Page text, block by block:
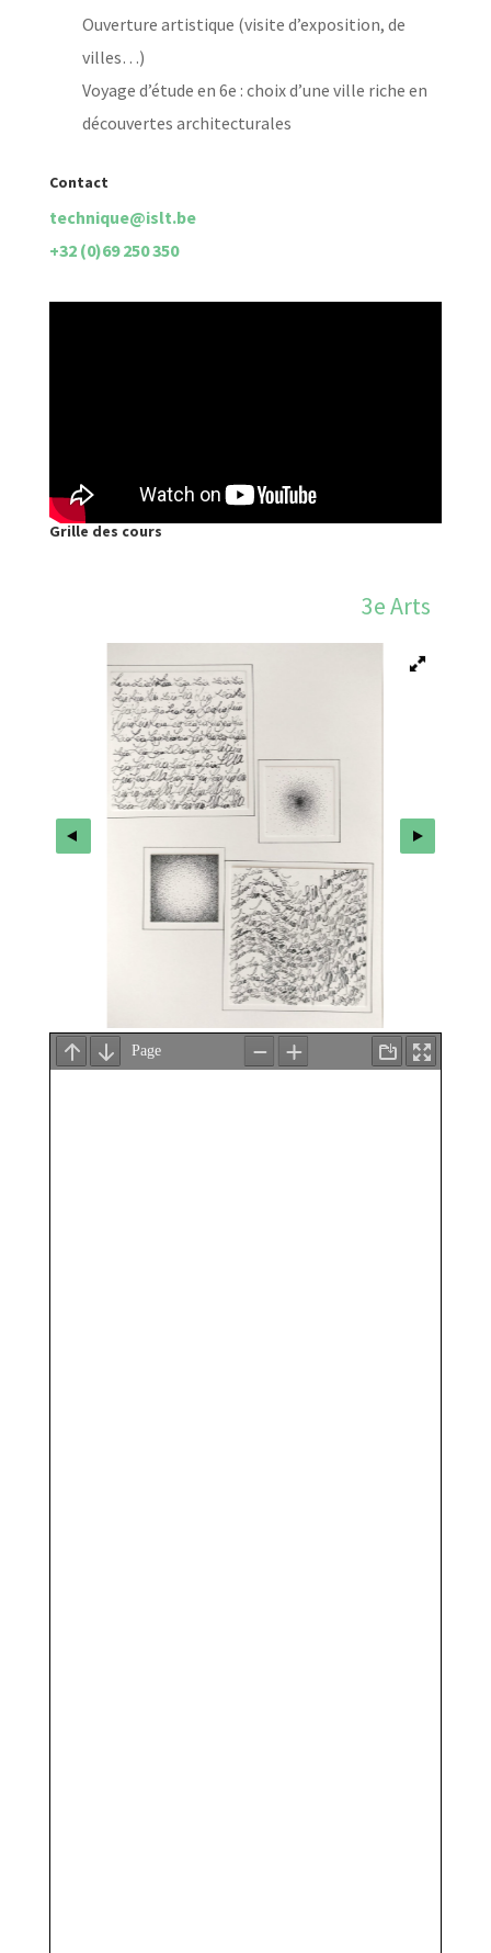
Ouverture artistique (visite d’exposition, de
villes…)
Voyage d’étude en 6e : choix d’une ville riche en
découvertes architecturales
Contact
technique@islt.be
+32 (0)69 250 350
Grille des cours
3e Arts